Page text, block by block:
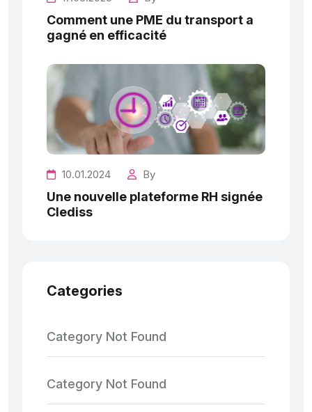
Comment une PME du transport a
gagné en efficacité
10.01.2024 By
Une nouvelle plateforme RH signée
Clediss
Categories
Category Not Found
Category Not Found